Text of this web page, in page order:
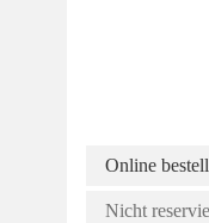
Online
Nicht